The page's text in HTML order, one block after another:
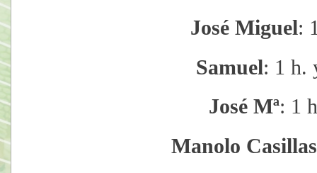
José Miguel:
Samuel: 1 h.
José Mª: 1
Manolo Casillas